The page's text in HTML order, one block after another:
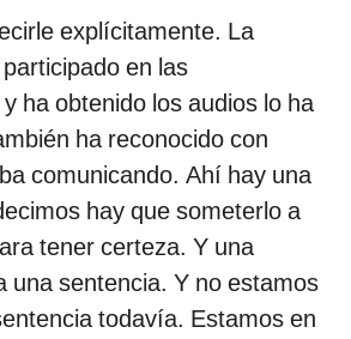
explícitamente. La
en las
ha obtenido los audios lo ha
ha reconocido con
comunicando. Ahí hay una
hay que someterlo a
tener certeza. Y una
una sentencia. Y no estamos
todavía. Estamos en